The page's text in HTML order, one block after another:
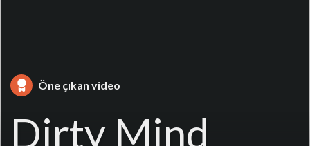
Öne çıkan video
Dirty Mind